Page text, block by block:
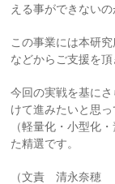
える事ができないの
この事業には本研
などからご支援を
今回の実戦を基に
けて進みたいと思
（軽量化・小型化
た精選です。
（文責 清永奈